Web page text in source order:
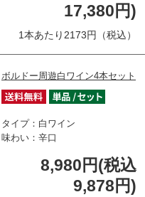
17,380円)
1本あたり2173円（税込）
ボルドー周遊白ワイン4本セット
タイプ：白ワイン
味わい：辛口
8,980円(税込
9,878円)